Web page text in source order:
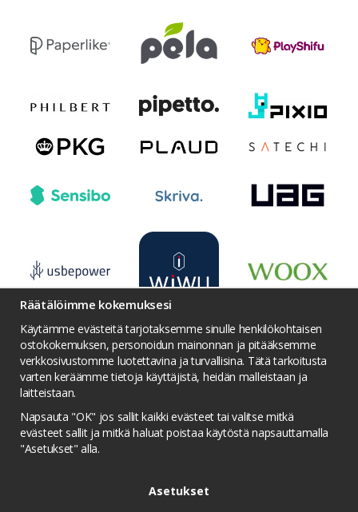
Ehdot Yhteydenotto
Twitter
YouTube Pinterest
Instagram
Palkintojen metsästys
Tietosuojakäytäntö
Kilpailuolosuhteet
Räätälöimme kokemuksesi
Käytämme evästeitä tarjotaksemme sinulle henkilökohtaisen
ostokokemuksen, personoidun mainonnan ja pitääksemme
verkkosivustomme luotettavina ja turvallisina. Tätä tarkoitusta
varten keräämme tietoja käyttäjistä, heidän malleistaan ​​ja
laitteistaan.
Napsauta "OK" jos sallit kaikki evästeet tai valitse mitkä
evästeet sallit ja mitkä haluat poistaa käytöstä napsauttamalla
"Asetukset" alla.
Asetukset